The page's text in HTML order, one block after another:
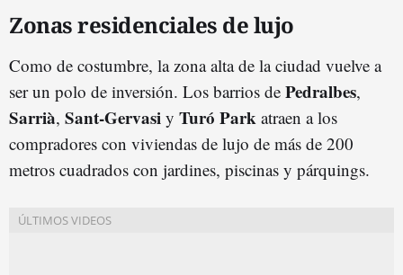
Zonas residenciales de lujo
Como de costumbre, la zona alta de la ciudad vuelve a
ser un polo de inversión. Los barrios de Pedralbes,
Sarrià, Sant-Gervasi y Turó Park atraen a los
compradores con viviendas de lujo de más de 200
metros cuadrados con jardines, piscinas y párquings.